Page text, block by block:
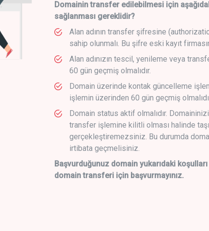
Domainin transfer edilebilmesi için
sağlanması gereklidir?
Alan adının transfer şifresine
sahip olunmalı. Bu şifre eski kayıt
Alan adınızın tescil, yenileme veya
60 gün geçmiş olmalıdır.
Domain üzerinde kontak güncelleme
işlemin üzerinden 60 gün geçmiş
Domain status aktif olmalıdır.
transfer işlemine kilitli olması halinde
gerçekleştiremezsiniz. Bu durumda
irtibata geçmelisiniz.
Başvurduğunuz domain yukarıdaki
domain transferi için başvurmayınız.